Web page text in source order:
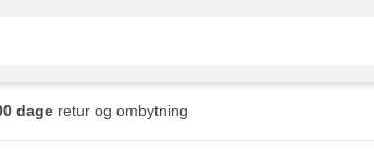
dage retur og ombytning